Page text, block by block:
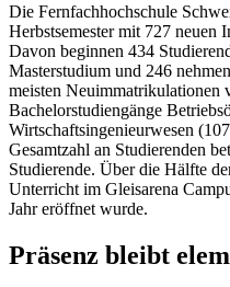
Die Fernfachhochschule
Herbstsemester mit 727 neuen
Davon beginnen 434
Masterstudium und 246
meisten Neuimmatrikulationen
Bachelorstudiengänge
Wirtschaftsingenieurwesen
Gesamtzahl an Studierenden
Studierende. Über die Hälfte
Unterricht im Gleisarena
Jahr eröffnet wurde.
Präsenz bleibt